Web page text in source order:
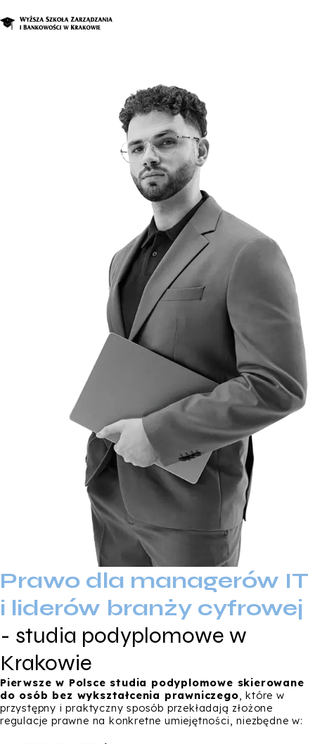
Studia podyplomowe i kursy
Zapisz się na studia
Prawo dla managerów IT
i liderów branży cyfrowej
- studia podyplomowe w
Krakowie
Pierwsze w Polsce studia podyplomowe skierowane
do osób bez wykształcenia prawniczego, które w
przystępny i praktyczny sposób przekładają złożone
regulacje prawne na konkretne umiejętności, niezbędne w: